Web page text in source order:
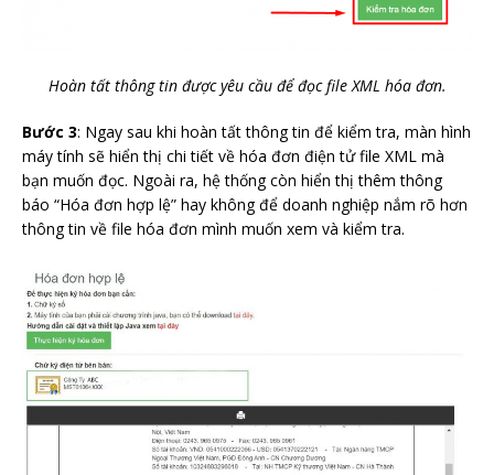
Hoàn tất thông tin được yêu cầu để đọc fileXML hóa đơn.
Bước 3: Ngay sau khi hoàn tất thông tin để kiểm tra, màn hình
máy tính sẽ hiển thị chi tiết về hóa đơn điện tử file XML mà
bạn muốn đọc. Ngoài ra, hệ thống còn hiển thị thêm thông
báo “Hóa đơn hợp lệ” hay không để doanh nghiệp nắm rõ hơn
thông tin về file hóa đơn mình muốn xem và kiểm tra.